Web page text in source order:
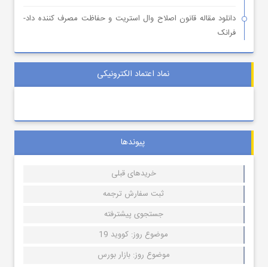
دانلود مقاله قانون اصلاح وال استریت و حفاظت مصرف کننده داد-
فرانک
نماد اعتماد الکترونیکی
پیوندها
خریدهای قبلی
ثبت سفارش ترجمه
جستجوی پیشترفته
موضوع روز: کووید 19
موضوع روز: بازار بورس